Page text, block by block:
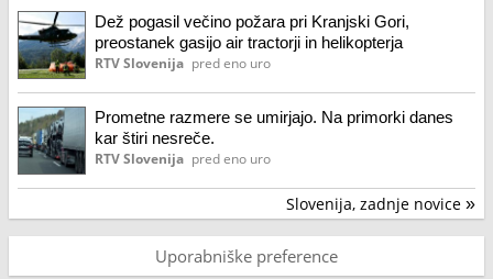
Dež pogasil večino požara pri Kranjski Gori,
preostanek gasijo air tractorji in helikopterja
RTV Slovenija pred eno uro
Prometne razmere se umirjajo. Na primorki danes
kar štiri nesreče.
RTV Slovenija pred eno uro
Slovenija, zadnje novice »
Uporabniške preference